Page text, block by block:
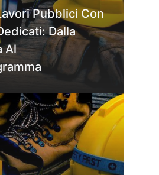
Pubblici Con
Dalla
Al